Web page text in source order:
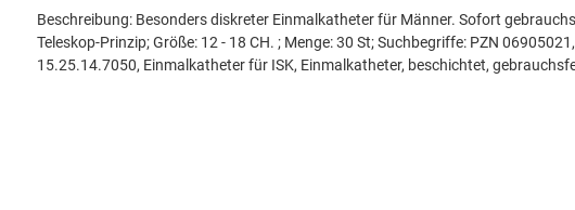
Beschreibung: Besonders diskreter Einmalkatheter für Männer. Sofort
Teleskop-Prinzip; Größe: 12 - 18 CH. ; Menge: 30 St; Suchbegriffe: PZN
15.25.14.7050, Einmalkatheter für ISK, Einmalkatheter, beschichtet,